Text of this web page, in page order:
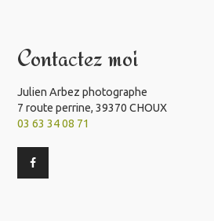
Contactez moi
Julien Arbez photographe
7 route perrine, 39370 CHOUX
03 63 34 08 71